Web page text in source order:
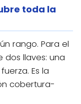
toda la
rango. Para el
dos llaves: una
Es la
cobertura-